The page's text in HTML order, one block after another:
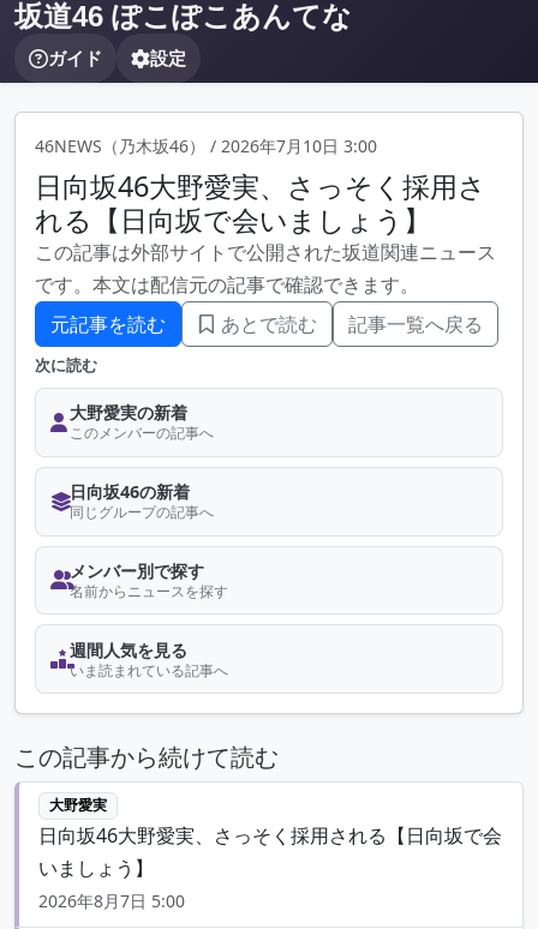
坂道46 ぽこぽこあんてな
ガイド 設定
46NEWS（乃木坂46） / 2026年7月10日 3:00
日向坂46大野愛実、さっそく採用さ
れる【日向坂で会いましょう】
この記事は外部サイトで公開された坂道関連ニュース
です。本文は配信元の記事で確認できます。
元記事を読む
あとで読む 記事一覧へ戻る
次に読む
大野愛実の新着
このメンバーの記事へ
日向坂46の新着
同じグループの記事へ
メンバー別で探す
名前からニュースを探す
週間人気を見る
いま読まれている記事へ
この記事から続けて読む
大野愛実
日向坂46大野愛実、さっそく採用される【日向坂で会
いましょう】
2026年8月7日 5:00